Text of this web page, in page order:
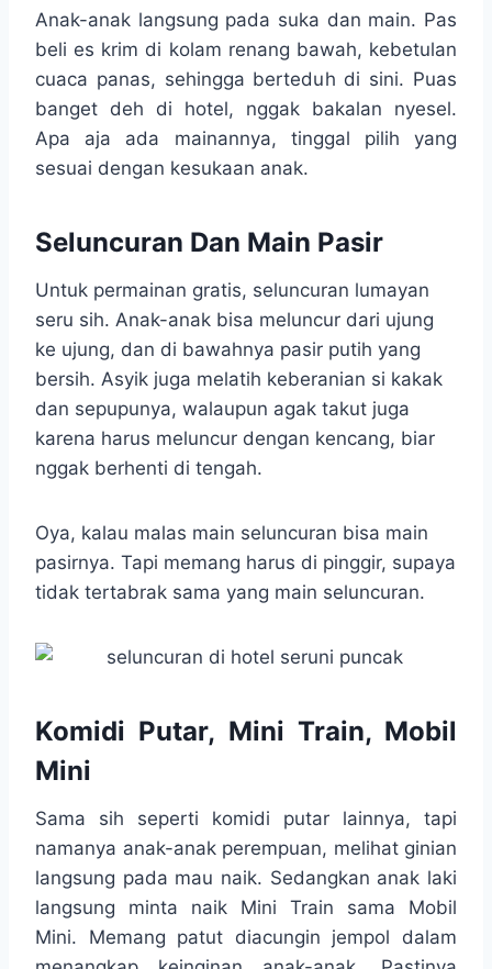
Anak-anak langsung pada suka dan main. Pas
beli es krim di kolam renang bawah, kebetulan
cuaca panas, sehingga berteduh di sini. Puas
banget deh di hotel, nggak bakalan nyesel.
Apa aja ada mainannya, tinggal pilih yang
sesuai dengan kesukaan anak.
Seluncuran Dan Main Pasir
Untuk permainan gratis, seluncuran lumayan
seru sih. Anak-anak bisa meluncur dari ujung
ke ujung, dan di bawahnya pasir putih yang
bersih. Asyik juga melatih keberanian si kakak
dan sepupunya, walaupun agak takut juga
karena harus meluncur dengan kencang, biar
nggak berhenti di tengah.
Oya, kalau malas main seluncuran bisa main
pasirnya. Tapi memang harus di pinggir, supaya
tidak tertabrak sama yang main seluncuran.
Komidi Putar, Mini Train, Mobil
Mini
Sama sih seperti komidi putar lainnya, tapi
namanya anak-anak perempuan, melihat ginian
langsung pada mau naik. Sedangkan anak laki
langsung minta naik Mini Train sama Mobil
Mini. Memang patut diacungin jempol dalam